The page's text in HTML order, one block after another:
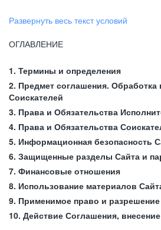
Развернуть весь текст условий
ОГЛАВЛЕНИЕ
1. Термины и определения
2. Предмет соглашения.
Соискателей
3. Права и Обязательства
4. Права и Обязательства
5. Информационная безопасность
6. Защищенные разделы Сайта и
7. Финансовые отношения
8. Использование материалов
9. Применимое право и
10. Действие Соглашения,